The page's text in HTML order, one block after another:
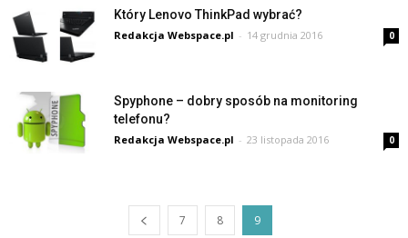
Który Lenovo ThinkPad wybrać?
Redakcja Webspace.pl - 14 grudnia 2016 0
Spyphone – dobry sposób na monitoring
telefonu?
Redakcja Webspace.pl - 23 listopada 2016 0
7 8 9